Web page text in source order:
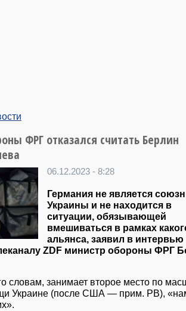
ФРГ отказался считать Берлин
06.12.2023 - 8:28
Германия не является
Украины и не находится в
ситуации, обязывающей
вмешиваться в рамках
альянса, заявил в интервью
ZDF министр обороны ФРГ
словам, занимает второе место по
Украине (после США — прим. РВ),